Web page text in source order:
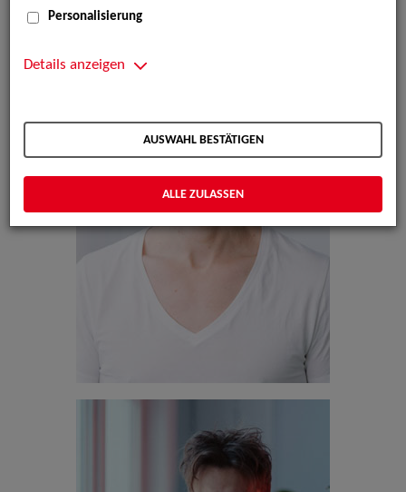
Personalisierung
Details anzeigen
AUSWAHL BESTÄTIGEN
ALLE ZULASSEN